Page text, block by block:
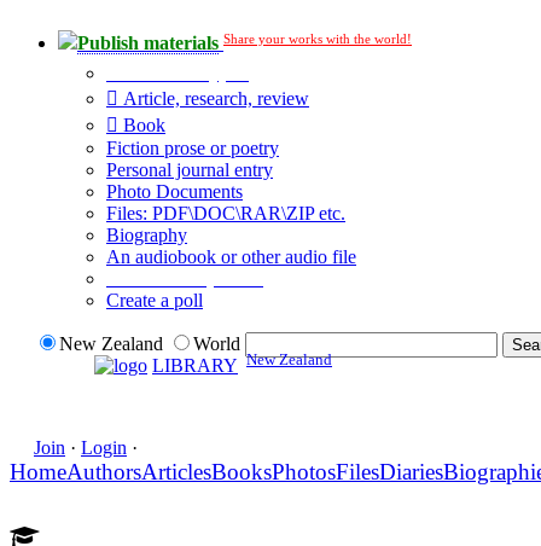
Publish materials Share your works with the world!
Article, research, review
Book
Fiction prose or poetry
Personal journal entry
Photo Documents
Files: PDF\DOC\RAR\ZIP etc.
Biography
An audiobook or other audio file
Create a poll
New Zealand
World
LIBRARY New Zealand
Join · Login ·
HomeAuthorsArticlesBooksPhotosFilesDiaries